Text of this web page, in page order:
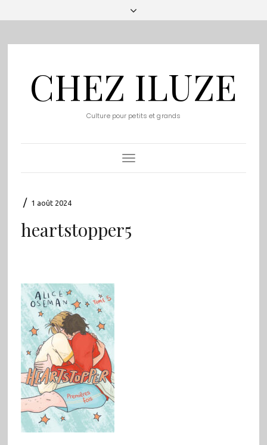
CHEZ ILUZE
Culture pour petits et grands
Toggle
Navigation
/ 1 août 2024
heartstopper5